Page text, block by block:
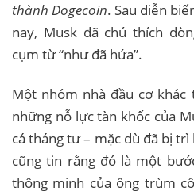
thành Dogecoin. Sau diễn
nay, Musk đã chú thích
cụm từ “như đã hứa”.
Một nhóm nhà đầu cơ
những nỗ lực tàn khốc của
cá tháng tư – mặc dù đã bị
cũng tin rằng đó là một
thông minh của ông trùm